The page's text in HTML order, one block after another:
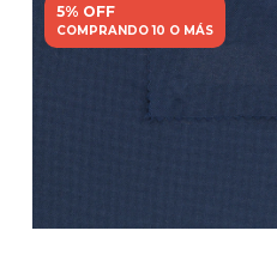
5% OFF
COMPRANDO 10 O MÁS